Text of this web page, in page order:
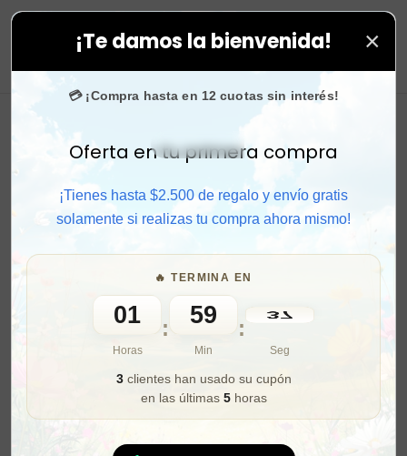
¡Te damos la bienvenida! ×
💳 ¡Compra hasta en 12 cuotas sin interés!
Activar sonido
Oferta en tu primera compra
¡Tienes hasta $2.500 de regalo y envío gratis
solamente si realizas tu compra ahora mismo!
🔥 TERMINA EN
01
Horas
: 59
Min
: 36
Seg
3clientes han usado su cupón
en las últimas 5horas
compras. ⚡ Compra rápido y aprovecha. 💙